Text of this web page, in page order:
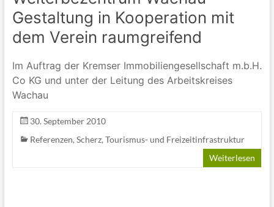
Gestaltung in Kooperation mit
dem Verein raumgreifend
Im Auftrag der Kremser Immobiliengesellschaft m.b.H.
Co KG und unter der Leitung des Arbeitskreises
Wachau
30. September 2010
Referenzen, Scherz, Tourismus- und Freizeitinfrastruktur
Weiterlesen